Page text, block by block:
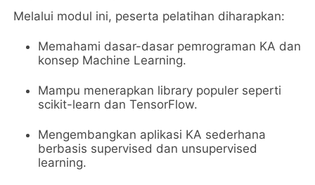
Melalui modul ini, peserta pelatihan diharapkan:
Memahami dasar-dasar pemrograman KA dan
konsep Machine Learning.
Mampu menerapkan library populer seperti
scikit-learn dan TensorFlow.
Mengembangkan aplikasi KA sederhana
berbasis supervised dan unsupervised
learning.